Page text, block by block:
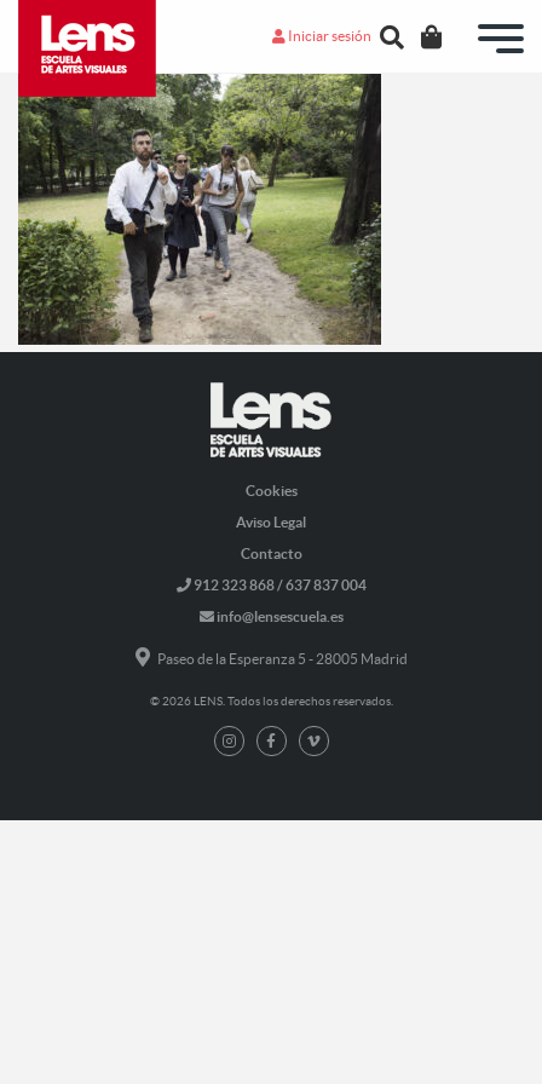
Iniciar sesión
Cookies
Aviso Legal
Contacto
912 323 868 / 637 837 004
info@lensescuela.es
Paseo de la Esperanza 5 - 28005 Madrid
© 2026 LENS. Todos los derechos reservados.